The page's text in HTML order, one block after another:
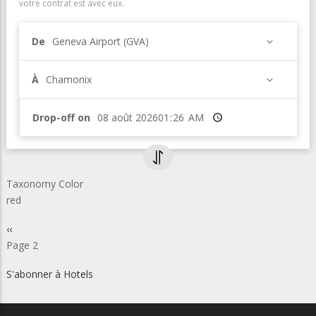
votre contrat est avec eux.
De Geneva Airport (GVA)
À Chamonix
Drop-off on Heure
Taxonomy Color
red
Page
précédente
‹‹
Page 2
S'abonner à Hotels